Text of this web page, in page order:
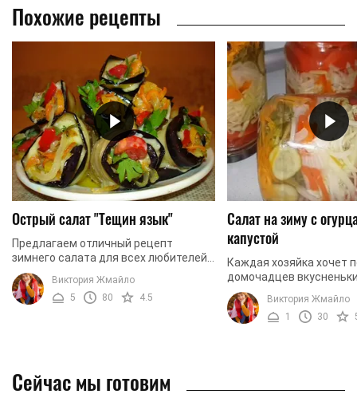
Похожие рецепты
Оcтрый салат "Тещин язык"
Предлагаем отличный рецепт
зимнего салата для всех любителей
кабачков. Консервированная закуска
получается острой и очень вкусной.
Такое блюдо можно ...
Виктория Жмайло
5
80 4.5
Салат на зиму с
капустой
Каждая хозяйка хочет
домочадцев
Рекомендуем вам
оригинальный рецепт.
с огурцами и капустой ...
Виктория Жмайло
1
30
Сейчас мы готовим